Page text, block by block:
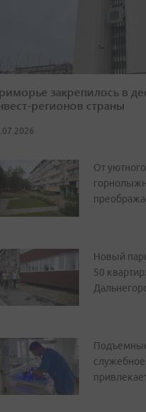
закрепилось в
регионов страны
От
Новый
50